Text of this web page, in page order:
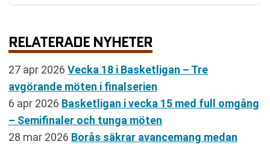
RELATERADE NYHETER
27 apr 2026 Vecka 18 i Basketligan – Tre
avgörande möten i finalserien
6 apr 2026 Basketligan i vecka 15 med full omgång
– Semifinaler och tunga möten
28 mar 2026 Borås säkrar avancemang medan